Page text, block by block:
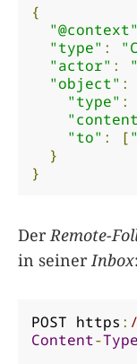
{
"@context"
"type" :
"actor" :
"object" :
"type" :
"to" : [
}
}
Der Remote-
in seiner Inbox:
POST https :
Content-Type